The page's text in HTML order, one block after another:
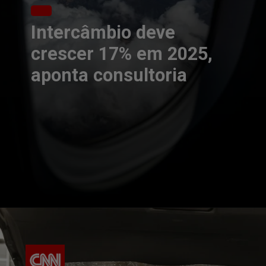
Intercâmbio deve
crescer 17% em 2025,
aponta consultoria